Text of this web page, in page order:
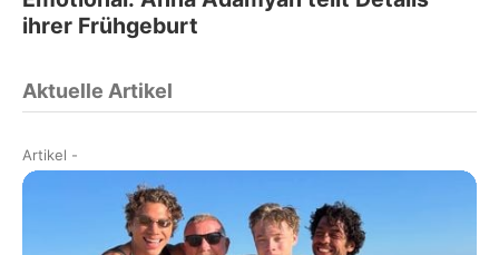
ihrer Frühgeburt
Aktuelle Artikel
Artikel -